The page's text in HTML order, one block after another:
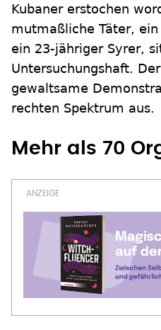
Kubaner erstochen
mutmaßliche Täter,
ein 23-jähriger Syrer,
Untersuchungshaft.
gewaltsame
rechten Spektrum aus.
Mehr als 70